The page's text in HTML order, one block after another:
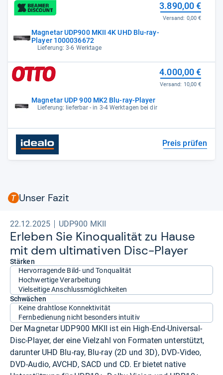
Magnetar UDP900 MKII 4K UHD Blu-ray-
Player 1000036672
Lieferung: 3-6 Werktage
3.890,00 €
Versand: 0,00 €
Magnetar UDP 900 MK2 Blu-ray-Player
Lieferung: lieferbar - in 3-4 Werktagen bei dir
4.000,00 €
Versand: 10,00 €
Preis prüfen
Unser Fazit
22.12.2025 UDP900 MKII
Erle­ben Sie Kino­qua­li­tät zu Hause
mit dem ulti­ma­ti­ven Disc-​Player
Stärken
Hervorragende Bild- und Tonqualität
Hochwertige Verarbeitung
Vielseitige Anschlussmöglichkeiten
Schwächen
Keine drahtlose Konnektivität
Fernbedienung nicht besonders intuitiv
Der Magnetar UDP900 MKII ist ein High-End-Universal-
Disc-Player, der eine Vielzahl von Formaten unterstützt,
darunter UHD Blu-ray, Blu-ray (2D und 3D), DVD-Video,
DVD-Audio, AVCHD, SACD und CD. Er bietet native